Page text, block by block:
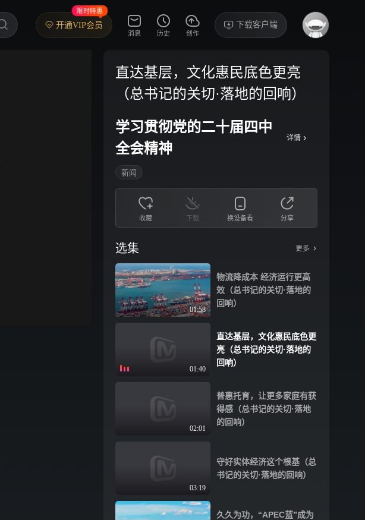
开通VIP会员
限时特惠
消息 历史 创作
下载客户端
直达基层，文化惠民底色更亮
（总书记的关切·落地的回响）
学习贯彻党的二十届四中
全会精神
详情 ›
新闻
收藏 下载 换设备看 分享
选集 更多
01:58
物流降成本 经济运行更高
效（总书记的关切·落地的
回响）
01:40
直达基层，文化惠民底色更
亮（总书记的关切·落地的
回响）
02:01
普惠托育，让更多家庭有获
得感（总书记的关切·落地
的回响）
03:19
守好实体经济这个根基（总
书记的关切·落地的回响）
久久为功，“APEC蓝”成为